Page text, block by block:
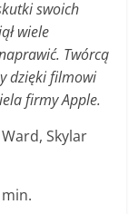
swoich
wiele
Twórcą
dzięki filmowi
firmy Apple.
Skylar